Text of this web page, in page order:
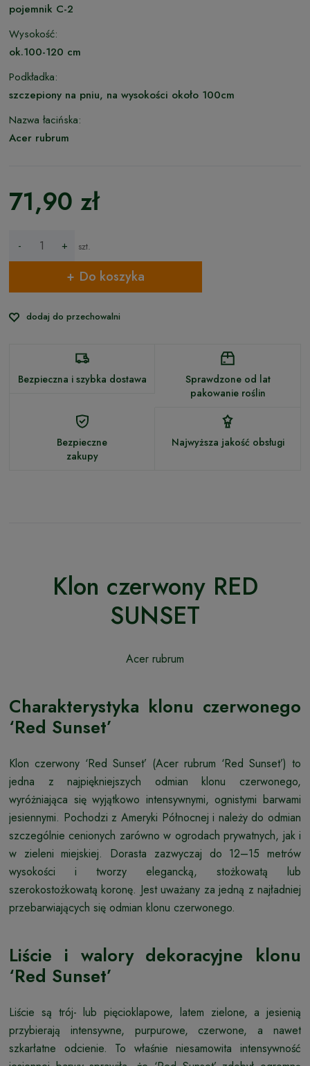
pojemnik C-2
Wysokość:
ok.100-120 cm
Podkładka:
szczepiony na pniu, na wysokości około 100cm
Nazwa łacińska:
Acer rubrum
71,90 zł
- + szt.
Do koszyka
dodaj do przechowalni
Bezpieczna i szybka dostawa
Sprawdzone od lat
pakowanie roślin
Bezpieczne
zakupy
Najwyższa jakość obsługi
Klon czerwony RED
SUNSET
Acer rubrum
Charakterystyka klonu czerwonego
‘Red Sunset’
Klon czerwony ‘Red Sunset’ (Acer rubrum ‘Red Sunset’) to
jedna z najpiękniejszych odmian klonu czerwonego,
wyróżniająca się wyjątkowo intensywnymi, ognistymi barwami
jesiennymi. Pochodzi z Ameryki Północnej i należy do odmian
szczególnie cenionych zarówno w ogrodach prywatnych, jak i
w zieleni miejskiej. Dorasta zazwyczaj do 12–15 metrów
wysokości i tworzy elegancką, stożkowatą lub
szerokostożkowatą koronę. Jest uważany za jedną z najładniej
przebarwiających się odmian klonu czerwonego.
Liście i walory dekoracyjne klonu
‘Red Sunset’
Liście są trój- lub pięcioklapowe, latem zielone, a jesienią
przybierają intensywne, purpurowe, czerwone, a nawet
szkarłatne odcienie. To właśnie niesamowita intensywność